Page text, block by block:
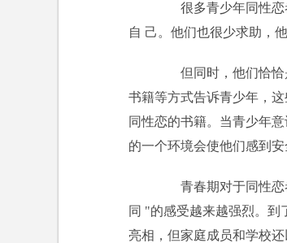
很多青少年同性恋
自 己。他们也很少求助，
但同时，他们恰恰
书籍等方式告诉青少年，
同性恋的书籍。当青少年
的一个环境会使他们感到安
青春期对于同性恋
同 "的感受越来越强烈。到
亮相，但家庭成员和学校还